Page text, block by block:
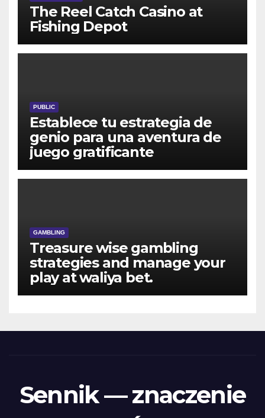
The Reel Catch Casino at
Fishing Depot
PUBLIC
Establece tu estrategia de
genio para una aventura de
juego gratificante
GAMBLING
Treasure wise gambling
strategies and manage your
play at waliya bet.
Sennik — znaczenie